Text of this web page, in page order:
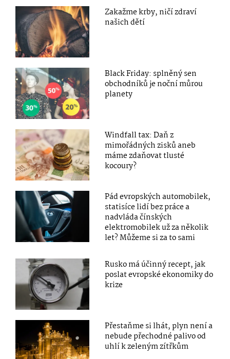
Zakažme krby, ničí zdraví
našich dětí
Black Friday: splněný sen
obchodníků je noční můrou
planety
Windfall tax: Daň z
mimořádných zisků aneb
máme zdaňovat tlusté
kocoury?
Pád evropských automobilek,
statisíce lidí bez práce a
nadvláda čínských
elektromobilek už za několik
let? Můžeme si za to sami
Rusko má účinný recept, jak
poslat evropské ekonomiky do
krize
Přestaňme si lhát, plyn není a
nebude přechodné palivo od
uhlí k zeleným zítřkům